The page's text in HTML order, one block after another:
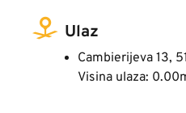
Ulaz
Cambierijeva 13,
Visina ulaza: